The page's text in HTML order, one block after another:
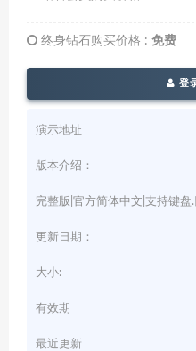
终身钻石购买价格 : 免费
登
演示地址
版本介绍：
完整版|官方简体中文|支持键盘
更新日期：
大小:
有效期
最近更新